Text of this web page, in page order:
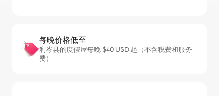
每晚价格低至
利岑县的度假屋每晚 $40 USD 起（不含税费和服务
费）